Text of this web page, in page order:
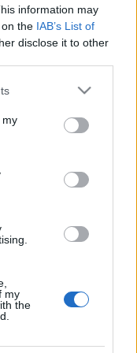
information may
the IAB’s List of
disclose it to other
or more Google
You may click to
third-party tags to
in below Google
my
my
the
meglepő,
sima, kemény,
mégis csak)
90-nel lehet
tudom, milyen,
képsorozattöbbi
nkpk